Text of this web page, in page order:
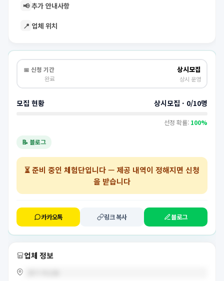
📢 추가 안내사항
📍 업체 위치
📅 신청 기간
완료
상시모집
상시 운영
모집 현황 상시모집 · 0/10명
선정 확률: 100%
📝 블로그
⏳준비 중인 체험단입니다 — 제공 내역이 정해지면 신청
을 받습니다
카카오톡 링크 복사 블로그
업체 정보